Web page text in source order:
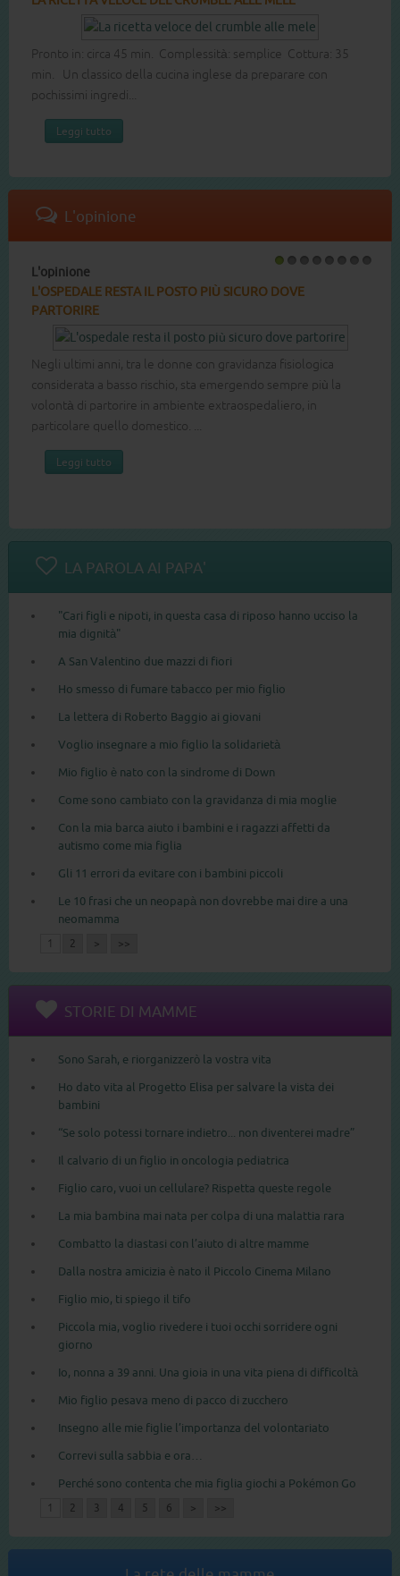
Pronto in: circa 60 min. Complessità: media Cottura: 40 min.
Dolce leggero e soffice buono per ogni occasione.
L'opinione
L'opinione
L'OSPEDALE RESTA IL POSTO PIÙ SICURO DOVE
PARTORIRE
Negli ultimi anni, tra le donne con gravidanza fisiologica
considerata a basso rischio, sta emergendo sempre più la
volontà di partorire in ambiente extraospedaliero, in
particolare quello domestico. ...
Leggi tutto
LA PAROLA AI PAPA'
"Cari figli e nipoti, in questa casa di riposo hanno ucciso la
mia dignità"
A San Valentino due mazzi di fiori
Ho smesso di fumare tabacco per mio figlio
La lettera di Roberto Baggio ai giovani
Voglio insegnare a mio figlio la solidarietà
Mio figlio è nato con la sindrome di Down
Come sono cambiato con la gravidanza di mia moglie
Con la mia barca aiuto i bambini e i ragazzi affetti da
autismo come mia figlia
Gli 11 errori da evitare con i bambini piccoli
Le 10 frasi che un neopapà non dovrebbe mai dire a una
neomamma
1 2 > >>
STORIE DI MAMME
Sono Sarah, e riorganizzerò la vostra vita
Ho dato vita al Progetto Elisa per salvare la vista dei
bambini
“Se solo potessi tornare indietro... non diventerei madre”
Il calvario di un figlio in oncologia pediatrica
Figlio caro, vuoi un cellulare? Rispetta queste regole
La mia bambina mai nata per colpa di una malattia rara
Combatto la diastasi con l’aiuto di altre mamme
Dalla nostra amicizia è nato il Piccolo Cinema Milano
Figlio mio, ti spiego il tifo
Piccola mia, voglio rivedere i tuoi occhi sorridere ogni
giorno
Io, nonna a 39 anni. Una gioia in una vita piena di difficoltà
Mio figlio pesava meno di pacco di zucchero
Insegno alle mie figlie l’importanza del volontariato
Correvi sulla sabbia e ora…
Perché sono contenta che mia figlia giochi a Pokémon Go
1 2 3 4 5 6 > >>